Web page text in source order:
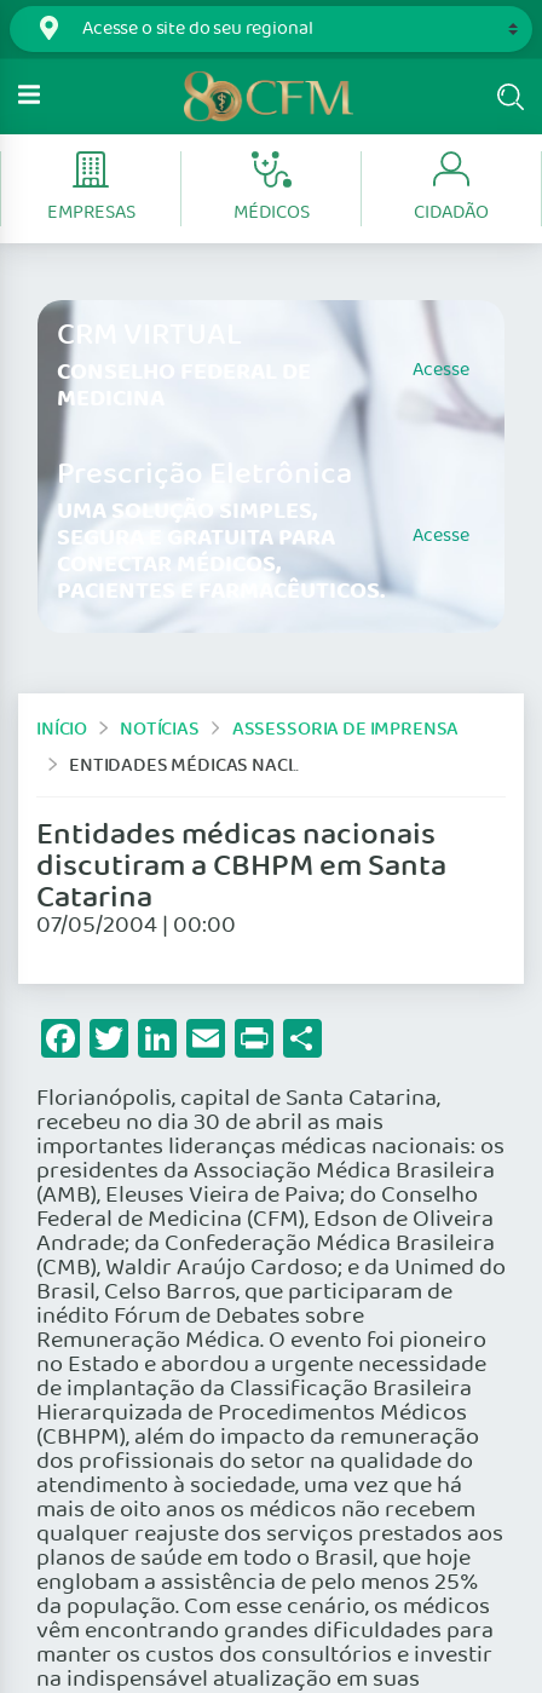
EMPRESAS MÉDICOS CIDADÃO
CRM VIRTUAL
CONSELHO FEDERAL DE
MEDICINA
Acesse
Prescrição Eletrônica
UMA SOLUÇÃO SIMPLES,
SEGURA E GRATUITA PARA
CONECTAR MÉDICOS,
PACIENTES E FARMACÊUTICOS.
Acesse
INÍCIO NOTÍCIAS
ASSESSORIA DE IMPRENSA
ENTIDADES MÉDICAS NACIONAIS DISCUTIRAM A CBHPM EM SANTA CATARINA
Entidades médicas nacionais
discutiram a CBHPM em Santa
Catarina
07/05/2004 | 00:00
Facebook
Twitter
LinkedIn
Email
Print
Florianópolis, capital de Santa Catarina,
recebeu no dia 30 de abril as mais
importantes lideranças médicas nacionais: os
presidentes da Associação Médica Brasileira
(AMB), Eleuses Vieira de Paiva; do Conselho
Federal de Medicina (CFM), Edson de Oliveira
Andrade; da Confederação Médica Brasileira
(CMB), Waldir Araújo Cardoso; e da Unimed do
Brasil, Celso Barros, que participaram de
inédito Fórum de Debates sobre
Remuneração Médica. O evento foi pioneiro
no Estado e abordou a urgente necessidade
de implantação da Classificação Brasileira
Hierarquizada de Procedimentos Médicos
(CBHPM), além do impacto da remuneração
dos profissionais do setor na qualidade do
atendimento à sociedade, uma vez que há
mais de oito anos os médicos não recebem
qualquer reajuste dos serviços prestados aos
planos de saúde em todo o Brasil, que hoje
englobam a assistência de pelo menos 25%
da população. Com esse cenário, os médicos
vêm encontrando grandes dificuldades para
manter os custos dos consultórios e investir
na indispensável atualização em suas